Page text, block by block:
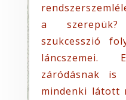
a
szukcesszió
láncszemei.
záródásnak is
mindenki látott